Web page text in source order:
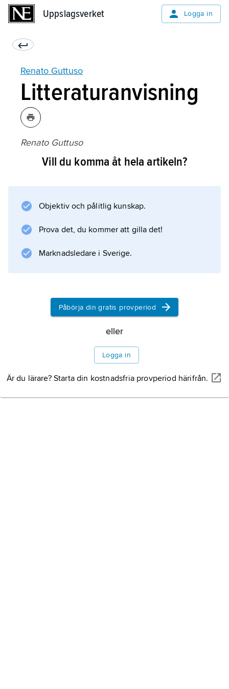
Uppslagsverket Logga in
Renato Guttuso
Litteraturanvisning
Renato Guttuso
, utst.kat., Moderna museet (1978).
Information om artikeln
Vill du komma åt hela artikeln?
Objektiv och pålitlig kunskap.
Prova det, du kommer att gilla det!
Marknadsledare i Sverige.
Påbörja din gratis provperiod
eller
Logga in
Är du lärare? Starta din kostnadsfria provperiod härifrån.